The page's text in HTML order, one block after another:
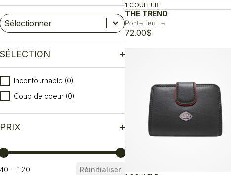
Marque
Sélectionnez le contenu
Sélectionnez le contenu
SÉLECTION
Sélection
Incontournable (0)
Coup de coeur (0)
PRIX
Prix
40 - 120 Réinitialiser
THE TREND
Porte feuille
1 COULEUR
72.00$